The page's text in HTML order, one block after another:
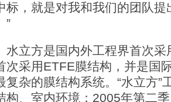
标，就是对我和我们的团队
”
方是国内外工程界首次采
次采用ETFE膜结构，并是国
复杂的膜结构系统。“水立方”
构、室内环境；2005年第二